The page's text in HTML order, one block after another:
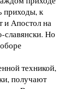
приходы, к
и Апостол на
славянски. Но
техникой,
получают